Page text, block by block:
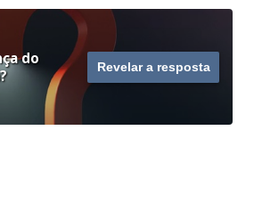
do
Revelar a resposta